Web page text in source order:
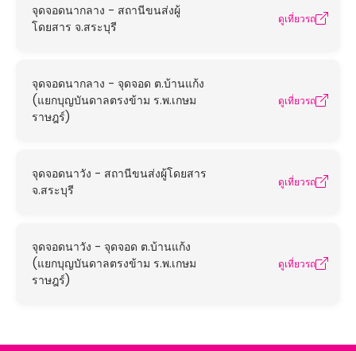
จุดจอดนากลาง - สถานีขนส่งผู้
โดยสาร จ.สระบุรี
ดูเที่ยวรถ
จุดจอดนากลาง - จุดจอด ต.บ้านแก้ง
(แยกบุญบันดาลตรงข้าม ร.พ.เกษม
ราษฎร์)
ดูเที่ยวรถ
จุดจอดนาวัง - สถานีขนส่งผู้โดยสาร
จ.สระบุรี
ดูเที่ยวรถ
จุดจอดนาวัง - จุดจอด ต.บ้านแก้ง
(แยกบุญบันดาลตรงข้าม ร.พ.เกษม
ราษฎร์)
ดูเที่ยวรถ